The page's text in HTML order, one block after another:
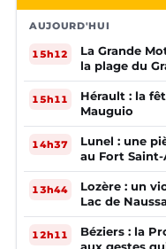
AUJOURD'HUI
15h12
La Grande
la plage du
15h11
Hérault : la
Mauguio
14h37
Lunel : une
au Fort
13h44
Lozère : un
Lac de
12h11
Béziers : la